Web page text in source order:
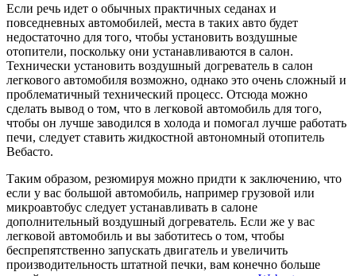
Если речь идет о обычных практичных седанах и
повседневных автомобилей, места в таких авто будет
недостаточно для того, чтобы установить воздушные
отопители, поскольку они устанавливаются в салон.
Технически установить воздушный догреватель в салон
легкового автомобиля возможно, однако это очень сложный и
проблематичный технический процесс. Отсюда можно
сделать вывод о том, что в легковой автомобиль для того,
чтобы он лучше заводился в холода и помогал лучше работать
печи, следует ставить жидкостной автономный отопитель
Вебасто.
Таким образом, резюмируя можно придти к заключению, что
если у вас большой автомобиль, например грузовой или
микроавтобус следует устанавливать в салоне
дополнительный воздушный догреватель. Если же у вас
легковой автомобиль и вы заботитесь о том, чтобы
беспрепятственно запускать двигатель и увеличить
производительность штатной печки, вам конечно больше